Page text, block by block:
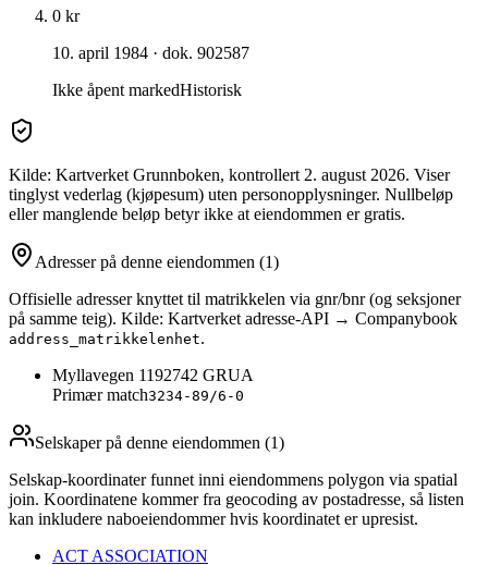
0 kr
10. april 1984 · dok. 902587
Ikke åpent markedHistorisk
Kilde: Kartverket Grunnboken, kontrollert 2. august 2026. Viser
tinglyst vederlag (kjøpesum) uten personopplysninger. Nullbeløp
eller manglende beløp betyr ikke at eiendommen er gratis.
Adresser på denne eiendommen (1)
Offisielle adresser knyttet til matrikkelen via gnr/bnr (og seksjoner
på samme teig). Kilde: Kartverket adresse-API → Companybook
address_matrikkelenhet.
Myllavegen 1192742 GRUA
Primær match3234-89/6-0
Selskaper på denne eiendommen (1)
Selskap-koordinater funnet inni eiendommens polygon via spatial
join. Koordinatene kommer fra geocoding av postadresse, så listen
kan inkludere naboeiendommer hvis koordinatet er upresist.
ACT ASSOCIATION